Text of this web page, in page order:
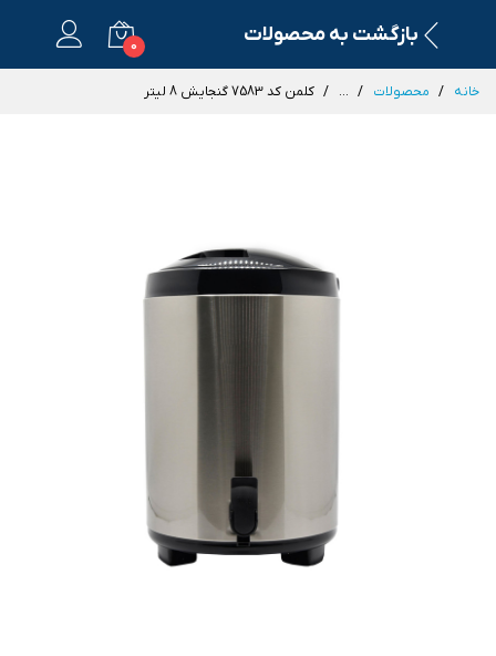
بازگشت به محصولات 0
خانه محصولات ... کلمن کد 7583 گنجایش 8 لیتر